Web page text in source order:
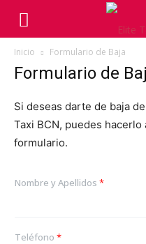
Inicio Formulario de Baja
Formulario de
Si deseas darte de baja
Taxi BCN, puedes
formulario.
Nombre y Apellidos *
Teléfono *